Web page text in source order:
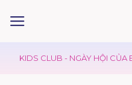
KIDS CLUB - NGÀY HỘI CỦA BÉ